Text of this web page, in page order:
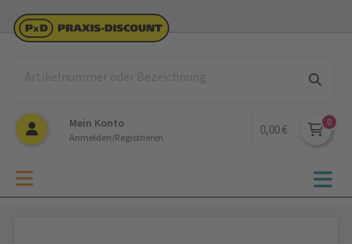
Mein Konto
Anmelden/Registrieren
0,00 €